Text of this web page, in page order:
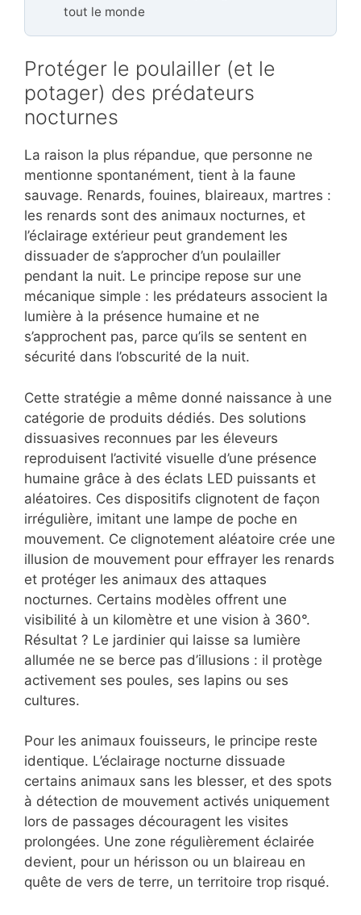
tout le monde
Protéger le poulailler (et le
potager) des prédateurs
nocturnes
La raison la plus répandue, que personne ne
mentionne spontanément, tient à la faune
sauvage. Renards, fouines, blaireaux, martres :
les renards sont des animaux nocturnes, et
l’éclairage extérieur peut grandement les
dissuader de s’approcher d’un poulailler
pendant la nuit. Le principe repose sur une
mécanique simple : les prédateurs associent la
lumière à la présence humaine et ne
s’approchent pas, parce qu’ils se sentent en
sécurité dans l’obscurité de la nuit.
Cette stratégie a même donné naissance à une
catégorie de produits dédiés. Des solutions
dissuasives reconnues par les éleveurs
reproduisent l’activité visuelle d’une présence
humaine grâce à des éclats LED puissants et
aléatoires. Ces dispositifs clignotent de façon
irrégulière, imitant une lampe de poche en
mouvement. Ce clignotement aléatoire crée une
illusion de mouvement pour effrayer les renards
et protéger les animaux des attaques
nocturnes. Certains modèles offrent une
visibilité à un kilomètre et une vision à 360°.
Résultat ? Le jardinier qui laisse sa lumière
allumée ne se berce pas d’illusions : il protège
activement ses poules, ses lapins ou ses
cultures.
Pour les animaux fouisseurs, le principe reste
identique. L’éclairage nocturne dissuade
certains animaux sans les blesser, et des spots
à détection de mouvement activés uniquement
lors de passages découragent les visites
prolongées. Une zone régulièrement éclairée
devient, pour un hérisson ou un blaireau en
quête de vers de terre, un territoire trop risqué.